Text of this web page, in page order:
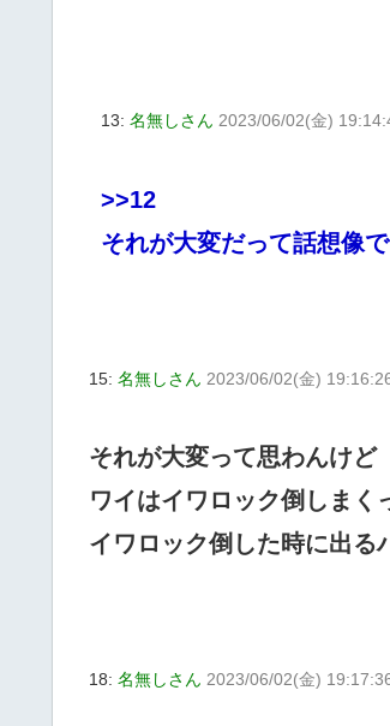
13: 名無しさん 2023/06/02(金)
>>12
それが大変だって話想像
15: 名無しさん 2023/06/02(金)
それが大変って思わんけど
ワイはイワロック倒しまく
イワロック倒した時に出る
18: 名無しさん 2023/06/02(金)